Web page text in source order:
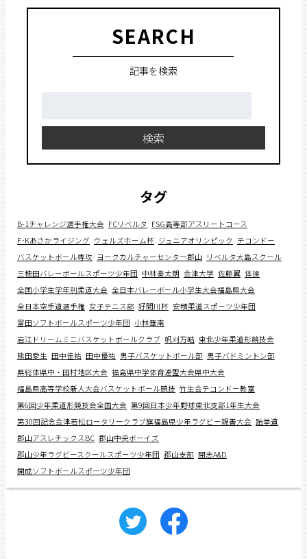
SEARCH
記事を検索
検索
タグ
B-1チャレンジ選手権大会 FCリベルタ FSG高等部アスリートコース
F･Kあさかライジング ウェルズホーム杯 ジュニアオリンピック テコンドー
バスケットボール専攻 ヨークカルチャーセンター郡山 リベルタ大島スクール
三穂田バレーボールスポーツ少年団 中林奏太朗 会津大学 佐藤翼 体操
全国小学生学年別柔道大会 全日本バレーボール小学生大会福島県大会
全日本空手道選手権 女子テニス部 好間川杯 安積柔道スポーツ少年団
富田ソフトボールスポーツ少年団 小林華南
岩江ドリームミニバスケットボールクラブ 帆刈万皓 東北少年柔道形競技会
熊田愛生 田中佳祐 田中優祐 男子バスケットボール部 男子バドミントン部
県総体県中・田村地区大会 福島県中学体育連盟大会県中大会
福島県高等学校新人大会バスケットボール競技 竹生会テコンドー教室
第6回少年柔道形競技会全国大会 第9回日本少年野球東北支部1年生大会
第30回記念会津若松ロータリークラブ旗福島県少年ラグビー親善大会 跆拳道
郡山アスレチックスBC 郡山中央ボーイズ
郡山少年ラグビースクールスポーツ少年団 郡山支部 開志A&D
開成ソフトボールスポーツ少年団